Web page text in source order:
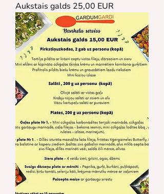
Aukstais galds 25,00 EUR